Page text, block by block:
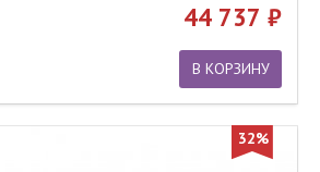
44 737
В КОРЗИНУ
32%